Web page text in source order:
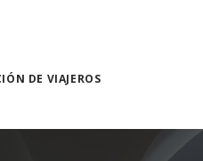
DE VIAJEROS